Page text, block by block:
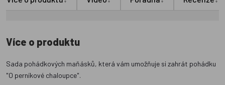
Více o produktu
Sada pohádkových maňásků, která vám umožňuje si zahrát pohádku
"O perníkové chaloupce".